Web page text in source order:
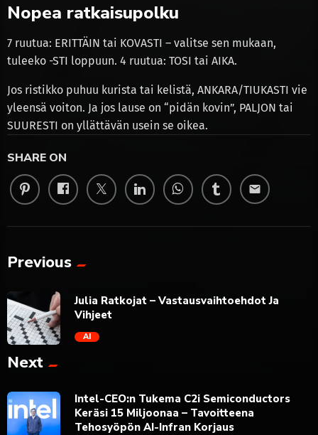
Nopea ratkaisupolku
7 ruutua: ERITTÄIN tai KOVASTI – valitse sen mukaan,
tuleeko -STI loppuun. 4 ruutua: TOSI tai AIKA.
Jos ristikko puhuu kurista tai kelistä, ANKARA/TIUKASTI vie
yleensä voiton. Ja jos lause on “pidän kovin”, PALJON tai
SUURESTI on yllättävän usein se oikea.
SHARE ON
email
Previous
Julia Ratkojat – Vastausvaihtoehdot Ja
Vihjeet
AI
Next
Intel-CEO:n Tukema C2i Semiconductors
Keräsi 15 Miljoonaa – Tavoitteena
Tehosyöpön AI-Infran Korjaus